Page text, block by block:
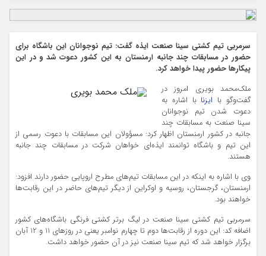
سرمربی تیم کشتی سینا صنعت ایذه گفت: تیم نوجوانان این باشگاه برای
حضور در مسابقات چند جانبه ارمنستان به این کشور دعوت شد و در این
پیکارها حضور پیدا خواهد کرد.
ملک‌محمد بویری امروز در
گفت‌و‌گو با ایزنابا اشاره به
دعوت شدن تیم نوجوانان
سینا صنعت به مسابقات چند
جانبه در کشور ارمنستان اظهار کرد: مسؤولان این مسابقات با دعوت رسمی از
این تیم و باشگاه توانمند ایذه‌ای خواهان شرکت در مسابقات چند جانبه
هستند.
وی با اشاره به اینکه در این مسابقات تیم‌های مطرح اروپایی حضور دارند افزود:
ارمنستان، گرجستان، روسیه و اوکراین از دیگر تیم‌های حاضر در این رقابت‌ها
خواهند بود.
سرمربی تیم کشتی سینا صنعت در لیگ برتر کشتی فرنگی باشگاه‌های کشور
اضافه کد: این دوره از رقابت‌ها دوم تا چهارم نوامبر یعنی در روزهای 11 و 12 آبان
برگزار خواهد شد که تیم سینا صنعت نیز در آن حضور خواهد داشت.